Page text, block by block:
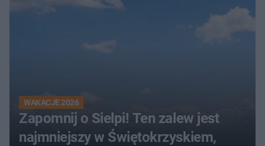
WAKACJE 2026
Zapomnij o Sielpi! Ten zalew jest
najmniejszy w Świętokrzyskiem,